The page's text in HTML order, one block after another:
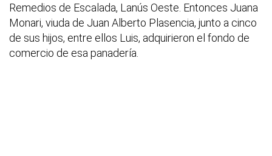
Remedios de Escalada, Lanús Oeste. Entonces Juana
Monari, viuda de Juan Alberto Plasencia, junto a cinco
de sus hijos, entre ellos Luis, adquirieron el fondo de
comercio de esa panadería.